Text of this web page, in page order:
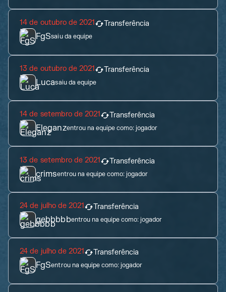
14 de outubro de 2021 Transferência
FgSsaiu da equipe
13 de outubro de 2021 Transferência
Lucasaiu da equipe
14 de setembro de 2021 Transferência
Eleganzentrou na equipe como:jogador
13 de setembro de 2021 Transferência
crimsentrou na equipe como:jogador
24 de julho de 2021 Transferência
gebbbbbentrou na equipe como:jogador
24 de julho de 2021 Transferência
FgSentrou na equipe como:jogador